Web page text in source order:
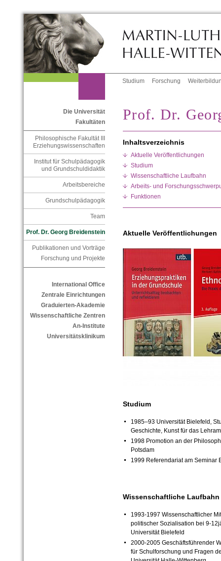
Studium Forschung
Die Universität
Fakultäten
Philosophische Fakultät III
Erziehungswissenschaften
Institut für Schulpädagogik
und Grundschuldidaktik
Arbeitsbereiche
Grundschulpädagogik
Team
Prof. Dr. Georg Breidenstein
Publikationen und Vorträge
Forschung und Projekte
International Office
Zentrale Einrichtungen
Graduierten-Akademie
Wissenschaftliche Zentren
An-Institute
Universitätsklinikum
Prof. Dr.
Inhaltsverzeichnis
Aktuelle Veröffentlichungen
Studium
Wissenschaftliche Laufbahn
Arbeits- und
Funktionen
Aktuelle Veröffentlichungen
Studium
1985–93 Universität Bielefeld,
Geschichte, Kunst für das
1998 Promotion an der
Potsdam
1999 Referendariat am Seminar
Wissenschaftliche Laufbahn
1993-1997 Wissenschaftlicher
politischer Sozialisation bei 9-
Universität Bielefeld
2000-2005 Geschäftsführender
für Schulforschung und Fragen